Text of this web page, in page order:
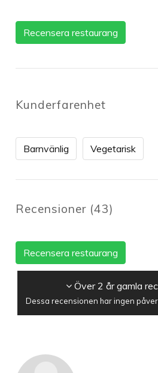
Recensera restaurang
Kunderfarenhet
Barnvänlig Vegetarisk
Recensioner (43)
Recensera restaurang
Över 2 år gamla
Dessa recensionen har ingen